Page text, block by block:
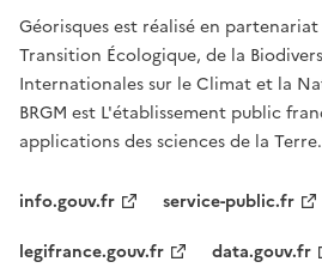
Géorisques est réalisé en
Transition Écologique, de la
Internationales sur le Climat et la
BRGM est L'établissement public
applications des sciences de la Terre.
info.gouv.fr
service-public.fr
legifrance.gouv.fr
data.gouv.fr